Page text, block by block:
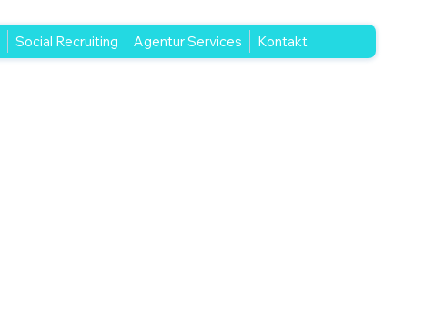
Social Recruiting Agentur Services Kontakt